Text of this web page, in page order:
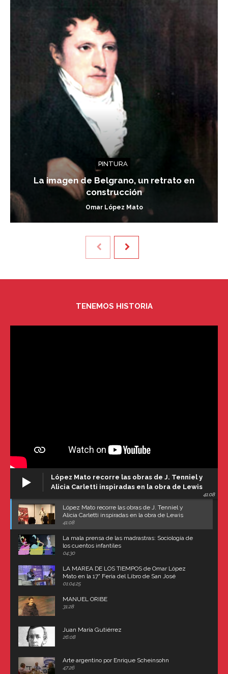
PINTURA
La imagen de Belgrano, un retrato en
construcción
Omar López Mato
TENEMOS HISTORIA
López Mato recorre las obras de J. Tenniel y
Alicia Carletti inspiradas en la obra de Lewis
41:08
López Mato recorre las obras de J. Tenniel y
Alicia Carletti inspiradas en la obra de Lewis
Carroll
41:08
La mala prensa de las madrastras: Sociología de
los cuentos infantiles
04:30
LA MAREA DE LOS TIEMPOS de Omar López
Mato en la 17° Feria del Libro de San José
(Uruguay)
01:04:25
MANUEL ORIBE
31:28
Juan María Gutiérrez
26:08
Arte argentino por Enrique Scheinsohn
47:26